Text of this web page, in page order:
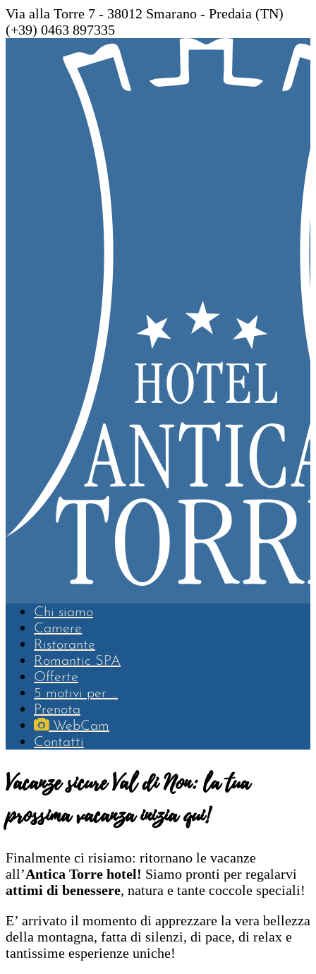
Via alla Torre 7 - 38012 Smarano - Predaia (TN)
(+39) 0463 897335
Chi siamo
Camere
Ristorante
Romantic SPA
Offerte
5 motivi per …
Prenota
WebCam
Contatti
Vacanze sicure Val di Non: la tua
prossima vacanza inizia qui!
Finalmente ci risiamo: ritornano le vacanze
all’Antica Torre hotel! Siamo pronti per regalarvi
attimi di benessere, natura e tante coccole speciali!
E’ arrivato il momento di apprezzare la vera bellezza
della montagna, fatta di silenzi, di pace, di relax e
tantissime esperienze uniche!